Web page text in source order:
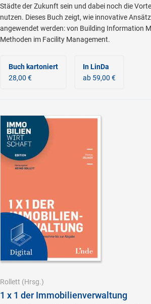
Städte der Zukunft sein und dabei noch die
nutzen. Dieses Buch zeigt, wie innovative
angewendet werden: von Building Information
Methoden im Facility Management.
Buch kartoniert
28,00 €
In LinDa
ab 59,00 €
Rollett (Hrsg.)
1 x 1 der Immobilienverwaltung